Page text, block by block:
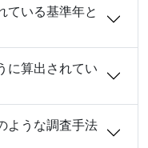
ている基準年と
に算出されてい
ような調査手法